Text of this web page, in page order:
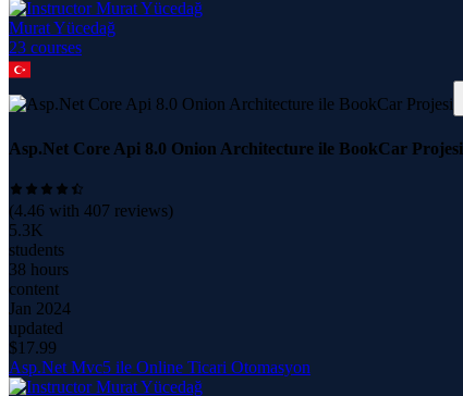
Murat Yücedağ
23 courses
Asp.Net Core Api 8.0 Onion Architecture ile BookCar Projesi
(4.46 with 407 reviews)
5.3K
students
38 hours
content
Jan 2024
updated
$17.99
Asp.Net Mvc5 ile Online Ticari Otomasyon